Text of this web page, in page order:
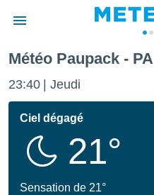
de
Météo Paupack - PA
23:40 Jeudi
Ciel dégagé
21°
Sensation de 21°